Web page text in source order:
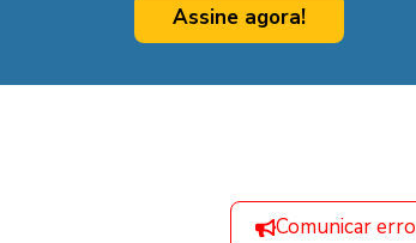
Assine agora!
Comunicar erro